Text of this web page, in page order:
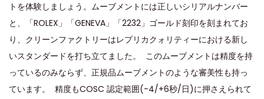
トを体験しましょう。ムーブメントには正しいシリアルナンバー
と、「ROLEX」「GENEVA」「2232」ゴールド刻印を刻まれてお
り、クリーンファクトリーはレプリカクォリティーにおける新し
いスタンダードを打ち立てました。 このムーブメントは精度を持
っているのみならず、正規品ムーブメントのような審美性も持っ
ています。 精度もCOSC 認定範囲(-4/+6秒/日)に押さえられて